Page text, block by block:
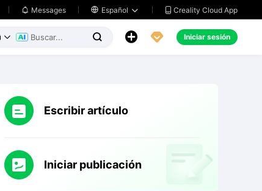
 Messages  Español   Creality Cloud App
    Iniciar sesión
Escribir artículo
Iniciar publicación